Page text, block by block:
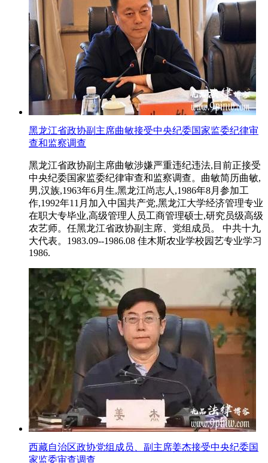
黑龙江省政协副主席曲敏接受中央纪委国家监委纪律审
查和监察调查
黑龙江省政协副主席曲敏涉嫌严重违纪违法,目前正接受
中央纪委国家监委纪律审查和监察调查。曲敏简历曲敏,
男,汉族,1963年6月生,黑龙江尚志人,1986年8月参加工
作,1992年11月加入中国共产党,黑龙江大学经济管理专业
在职大专毕业,高级管理人员工商管理硕士,研究员级高级
农艺师。任黑龙江省政协副主席、党组成员。 中共十九
大代表。1983.09--1986.08 佳木斯农业学校园艺专业学习
1986.
西藏自治区政协党组成员、副主席姜杰接受中央纪委国
家监委审查调查